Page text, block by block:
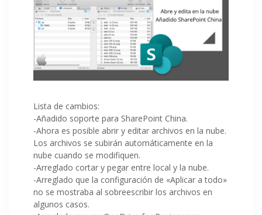
Lista de cambios:
-Añadido soporte para SharePoint China.
-Ahora es posible abrir y editar archivos en la nube.
Los archivos se subirán automáticamente en la
nube cuando se modifiquen.
-Arreglado cortar y pegar entre local y la nube.
-Arreglado que la configuración de «Aplicar a todo»
no se mostraba al sobreescribir los archivos en
algunos casos.